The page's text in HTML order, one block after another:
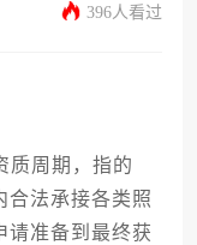
396人看过
周期，指的
合法承接各类照
请准备到最终获